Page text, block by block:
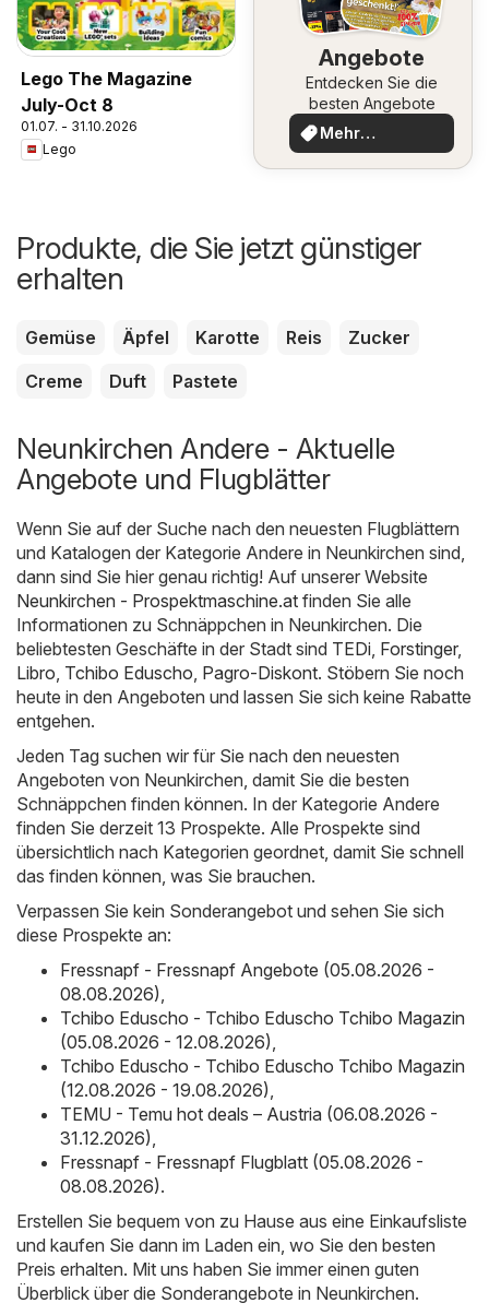
Lego The Magazine
July-Oct 8
01.07. - 31.10.2026
Lego
Angebote
Entdecken Sie die
besten Angebote
Mehr
entdecken
Produkte, die Sie jetzt günstiger
erhalten
Gemüse Äpfel Karotte Reis
Zucker
Creme
Duft Pastete
Neunkirchen Andere - Aktuelle
Angebote und Flugblätter
Wenn Sie auf der Suche nach den neuesten Flugblättern
und Katalogen der Kategorie Andere in Neunkirchen sind,
dann sind Sie hier genau richtig! Auf unserer Website
Neunkirchen - Prospektmaschine.at finden Sie alle
Informationen zu Schnäppchen in Neunkirchen. Die
beliebtesten Geschäfte in der Stadt sind TEDi Forstinger,
Libro Tchibo Eduscho Pagro-Diskont. Stöbern Sie noch
heute in den Angeboten und lassen Sie sich keine Rabatte
entgehen.
Jeden Tag suchen wir für Sie nach den neuesten
Angeboten von Neunkirchen, damit Sie die besten
Schnäppchen finden können. In der Kategorie Andere
finden Sie derzeit 13 Prospekte. Alle Prospekte sind
übersichtlich nach Kategorien geordnet, damit Sie schnell
das finden können, was Sie brauchen.
Verpassen Sie kein Sonderangebot und sehen Sie sich
diese Prospekte an:
Fressnapf - Fressnapf Angebote (05.08.2026 -
08.08.2026)
Tchibo Eduscho - Tchibo Eduscho Tchibo Magazin
(05.08.2026 - 12.08.2026)
Tchibo Eduscho - Tchibo Eduscho Tchibo Magazin
(12.08.2026 - 19.08.2026)
TEMU - Temu hot deals – Austria (06.08.2026 -
31.12.2026)
Fressnapf - Fressnapf Flugblatt (05.08.2026 -
08.08.2026).
Erstellen Sie bequem von zu Hause aus eine Einkaufsliste
und kaufen Sie dann im Laden ein, wo Sie den besten
Preis erhalten. Mit uns haben Sie immer einen guten
Überblick über die Sonderangebote in Neunkirchen.